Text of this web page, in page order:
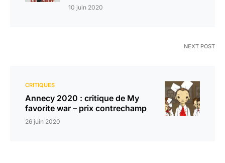
10 juin 2020
NEXT POST
CRITIQUES
Annecy 2020 : critique de My
favorite war – prix contrechamp
26 juin 2020